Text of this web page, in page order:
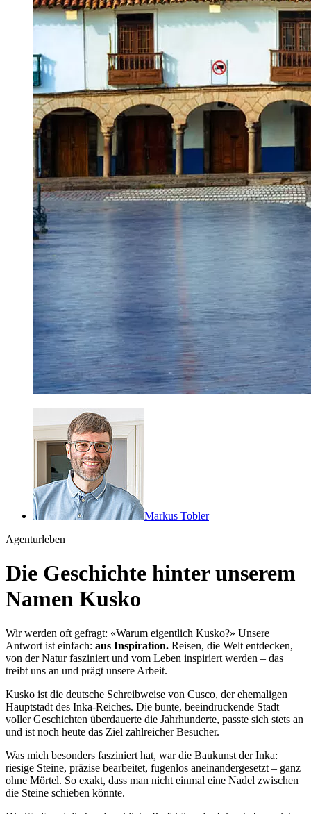
Markus Tobler
Agenturleben
Die Geschichte hinter unserem
Namen Kusko
Wir werden oft gefragt: «Warum eigentlich Kusko?» Unsere
Antwort ist einfach: aus Inspiration. Reisen, die Welt entdecken,
von der Natur fasziniert und vom Leben inspiriert werden – das
treibt uns an und prägt unsere Arbeit.
Kusko ist die deutsche Schreibweise von Cusco, der ehemaligen
Hauptstadt des Inka-Reiches. Die bunte, beeindruckende Stadt
voller Geschichten überdauerte die Jahrhunderte, passte sich stets an
und ist noch heute das Ziel zahlreicher Besucher.
Was mich besonders fasziniert hat, war die Baukunst der Inka:
riesige Steine, präzise bearbeitet, fugenlos aneinandergesetzt – ganz
ohne Mörtel. So exakt, dass man nicht einmal eine Nadel zwischen
die Steine schieben könnte.